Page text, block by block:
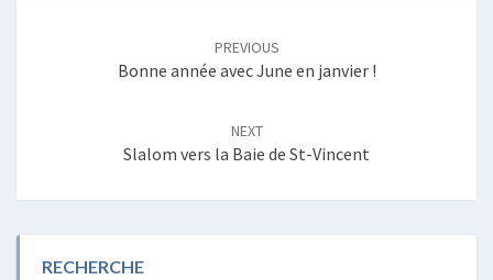
PREVIOUS
Bonne année avec June en janvier !
NEXT
Slalom vers la Baie de St-Vincent
RECHERCHE